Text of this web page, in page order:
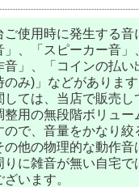
ご使用時に発生する音
」、「スピーカー音
音」、「コインの払い
のみ)」などがありま
しては、当店で販売し
整用の無段階ボリュー
ので、音量をかなり絞
の他の物理的な動作音
りに雑音が無い自宅で
います。